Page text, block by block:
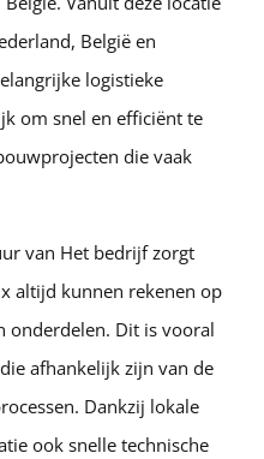
België en
logistieke
om snel en efficiënt te
die vaak
van Het bedrijf zorgt
altijd kunnen rekenen op
onderdelen. Dit is vooral
afhankelijk zijn van de
Dankzij lokale
ook snelle technische